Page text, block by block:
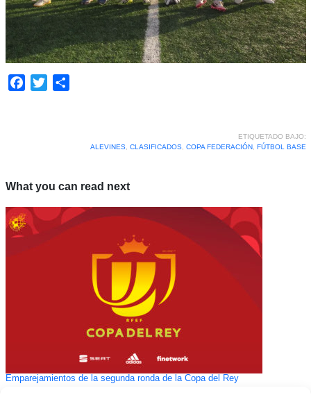
Facebook
Twitter
ETIQUETADO BAJO:
ALEVINES, CLASIFICADOS, COPA FEDERACIÓN, FÚTBOL BASE
What you can read next
Emparejamientos de la segunda ronda de la Copa del Rey